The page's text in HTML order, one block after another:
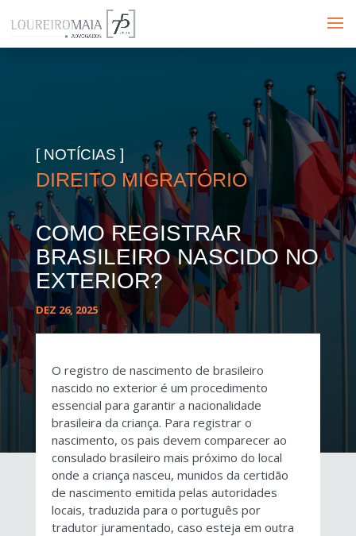
[ NOTÍCIAS ]
DIREITO MIGRATÓRIO
COMO REGISTRAR
BRASILEIRO NASCIDO NO
EXTERIOR?
DEZ 26, 2025
O registro de nascimento de brasileiro
nascido no exterior é um procedimento
essencial para garantir a nacionalidade
brasileira da criança. Para registrar o
nascimento, os pais devem comparecer ao
consulado brasileiro mais próximo do local
onde a criança nasceu, munidos da certidão
de nascimento emitida pelas autoridades
locais, traduzida para o português por
tradutor juramentado, caso esteja em outra